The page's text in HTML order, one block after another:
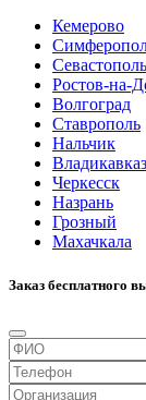
Кемерово
Севастополь
Ростов-на-
Волгоград
Ставрополь
Нальчик
Владикавказ
Черкесск
Назрань
Грозный
Махачкала
Заказ бесплатного